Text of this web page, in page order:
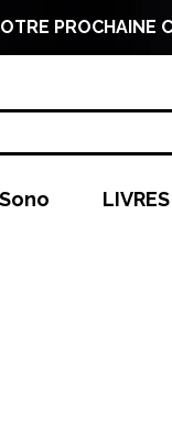
PROCHAINE
LIVRES